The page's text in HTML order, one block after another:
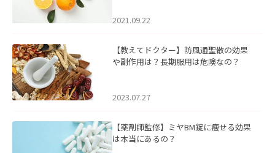
2021.09.22
【教えてドクター】防風通聖散の効果
や副作用は？長期服用は危険なの？
2023.07.27
【薬剤師監修】ミヤBM錠に痩せる効果
は本当にあるの？